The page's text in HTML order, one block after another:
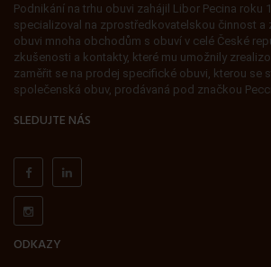
Podnikání na trhu obuvi zahájil Libor Pecina roku
specializoval na zprostředkovatelskou činnost a
obuvi mnoha obchodům s obuví v celé České
zkušenosti a kontakty, které mu umožnily
zaměřit se na prodej specifické obuvi, kterou se
společenská obuv, prodávaná pod značkou
SLEDUJTE NÁS
ODKAZY